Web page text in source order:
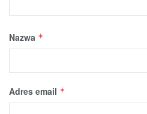
Nazwa *
Adres email *